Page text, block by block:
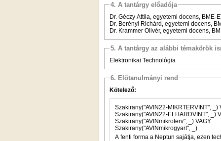
4. A tantárgy előadója
Dr. Géczy Attila, egyetemi docens, BME-
Dr. Berényi Richárd, egyetemi docens,
Dr. Krammer Olivér, egyetemi docens,
5. A tantárgy az alábbi témakörök
Elektronikai Technológia
6. Előtanulmányi rend
Kötelező:
Szakirany("AVINmikroterv", _) VAGY
Szakirany("AVINmikrogyart", _)
A fenti forma a Neptun sajátja, ezen